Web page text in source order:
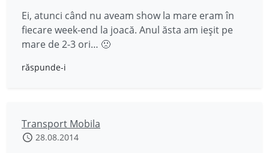
Ei, atunci când nu aveam show la mare eram în
fiecare week-end la joacă. Anul ăsta am ieșit pe
mare de 2-3 ori… 🙁
răspunde-i
Transport Mobila
28.08.2014